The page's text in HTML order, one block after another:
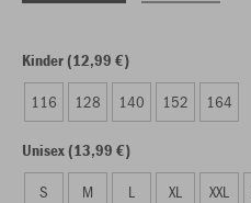
Kinder (12,99 €)
116 128 140 152 164
Unisex (13,99 €)
S M L XL XXL